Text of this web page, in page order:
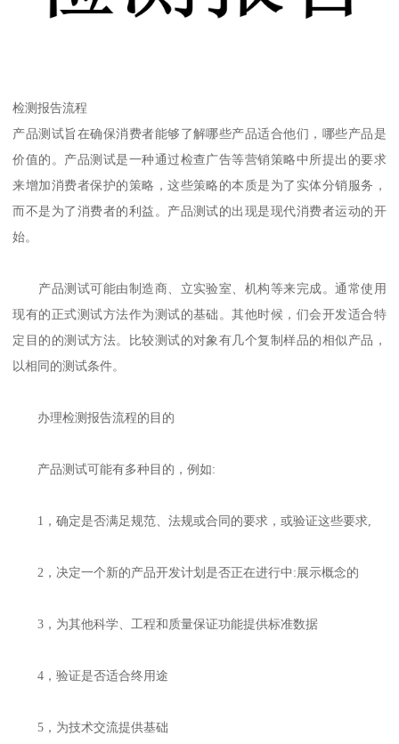
检测报告流程
产品测试旨在确保消费者能够了解哪些产品适合他们，哪些产品是
价值的。产品测试是一种通过检查广告等营销策略中所提出的要求
来增加消费者保护的策略，这些策略的本质是为了实体分销服务，
而不是为了消费者的利益。产品测试的出现是现代消费者运动的开
始。
产品测试可能由制造商、立实验室、机构等来完成。通常使用
现有的正式测试方法作为测试的基础。其他时候，们会开发适合特
定目的的测试方法。比较测试的对象有几个复制样品的相似产品，
以相同的测试条件。
办理检测报告流程的目的
产品测试可能有多种目的，例如:
1，确定是否满足规范、法规或合同的要求，或验证这些要求,
2，决定一个新的产品开发计划是否正在进行中:展示概念的
3，为其他科学、工程和质量保证功能提供标准数据
4，验证是否适合终用途
5，为技术交流提供基础